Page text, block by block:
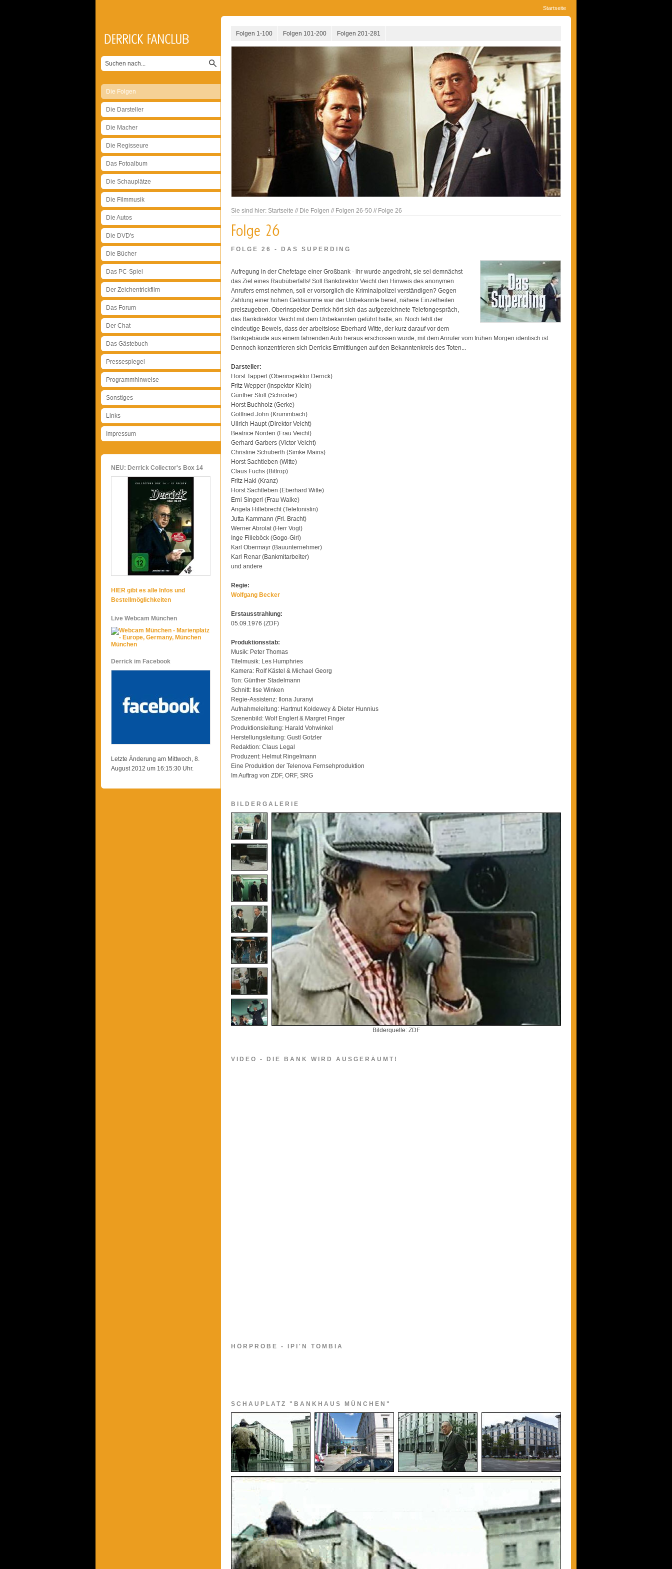
Startseite
Die Folgen
Die Darsteller
Die Macher
Die Regisseure
Das Fotoalbum
Die Schauplätze
Die Filmmusik
Die Autos
Die DVD's
Die Bücher
Das PC-Spiel
Der Zeichentrickfilm
Das Forum
Der Chat
Das Gästebuch
Pressespiegel
Programmhinweise
Sonstiges
Links
Impressum
NEU: Derrick Collector's Box 14
HIER gibt es alle Infos und
Bestellmöglichkeiten
Live Webcam München
München
Derrick im Facebook
Letzte Änderung am Mittwoch, 8.
August 2012 um 16:15:30 Uhr.
Folgen 1-100 Folgen 101-200 Folgen 201-281
Sie sind hier: Startseite // Die Folgen // Folgen 26-50 // Folge 26
FOLGE 26 - DAS SUPERDING
Aufregung in der Chefetage einer Großbank - ihr wurde angedroht, sie sei demnächst
das Ziel eines Raubüberfalls! Soll Bankdirektor Veicht den Hinweis des anonymen
Anrufers ernst nehmen, soll er vorsorglich die Kriminalpolizei verständigen? Gegen
Zahlung einer hohen Geldsumme war der Unbekannte bereit, nähere Einzelheiten
preiszugeben. Oberinspektor Derrick hört sich das aufgezeichnete Telefongespräch,
das Bankdirektor Veicht mit dem Unbekannten geführt hatte, an. Noch fehlt der
eindeutige Beweis, dass der arbeitslose Eberhard Witte, der kurz darauf vor dem
Bankgebäude aus einem fahrenden Auto heraus erschossen wurde, mit dem Anrufer vom frühen Morgen identisch ist.
Dennoch konzentrieren sich Derricks Ermittlungen auf den Bekanntenkreis des Toten...
Darsteller:
Horst Tappert (Oberinspektor Derrick)
Fritz Wepper (Inspektor Klein)
Günther Stoll (Schröder)
Horst Buchholz (Gerke)
Gottfried John (Krummbach)
Ullrich Haupt (Direktor Veicht)
Beatrice Norden (Frau Veicht)
Gerhard Garbers (Victor Veicht)
Christine Schuberth (Simke Mains)
Horst Sachtleben (Witte)
Claus Fuchs (Bittrop)
Fritz Hakl (Kranz)
Horst Sachtleben (Eberhard Witte)
Erni Singerl (Frau Walke)
Angela Hillebrecht (Telefonistin)
Jutta Kammann (Frl. Bracht)
Werner Abrolat (Herr Vogt)
Inge Filleböck (Gogo-Girl)
Karl Obermayr (Bauunternehmer)
Karl Renar (Bankmitarbeiter)
und andere
Regie:
Wolfgang Becker
Erstausstrahlung:
05.09.1976 (ZDF)
Produktionsstab:
Musik: Peter Thomas
Titelmusik: Les Humphries
Kamera: Rolf Kästel & Michael Georg
Ton: Günther Stadelmann
Schnitt: Ilse Winken
Regie-Assistenz: Ilona Juranyi
Aufnahmeleitung: Hartmut Koldewey & Dieter Hunnius
Szenenbild: Wolf Englert & Margret Finger
Produktionsleitung: Harald Vohwinkel
Herstellungsleitung: Gustl Gotzler
Redaktion: Claus Legal
Produzent: Helmut Ringelmann
Eine Produktion der Telenova Fernsehproduktion
Im Auftrag von ZDF, ORF, SRG
BILDERGALERIE
Bilderquelle: ZDF
VIDEO - DIE BANK WIRD AUSGERÄUMT!
HÖRPROBE - IPI'N TOMBIA
SCHAUPLATZ "BANKHAUS MÜNCHEN"